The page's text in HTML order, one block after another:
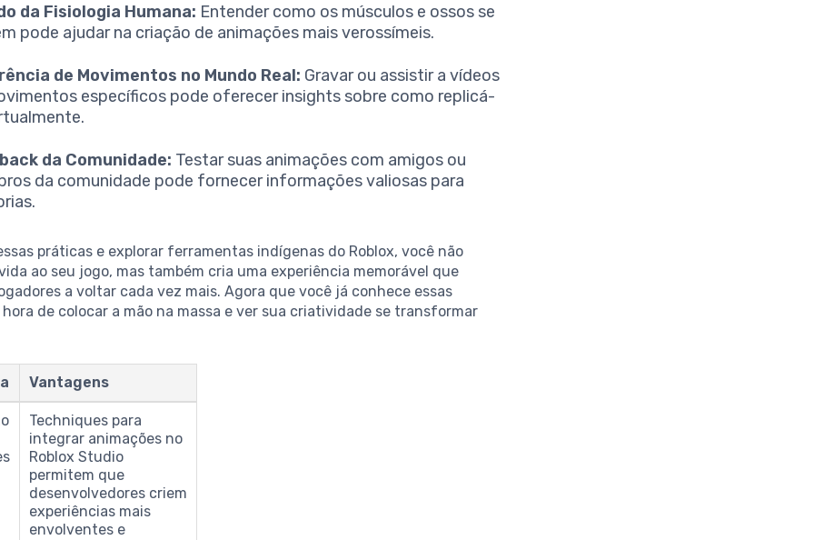
da Fisiologia Humana: Entender como os músculos e ossos se
pode ajudar na criação de animações mais verossímeis.
de Movimentos no Mundo Real: Gravar ou assistir a vídeos
específicos pode oferecer insights sobre como replicá-
da Comunidade: Testar suas animações com amigos ou
da comunidade pode fornecer informações valiosas para
práticas e explorar ferramentas indígenas do Roblox, você não
ao seu jogo, mas também cria uma experiência memorável que
a voltar cada vez mais. Agora que você já conhece essas
de colocar a mão na massa e ver sua criatividade se transformar
Vantagens
Techniques para
integrar animações no
Roblox Studio
permitem que
desenvolvedores criem
experiências mais
envolventes e